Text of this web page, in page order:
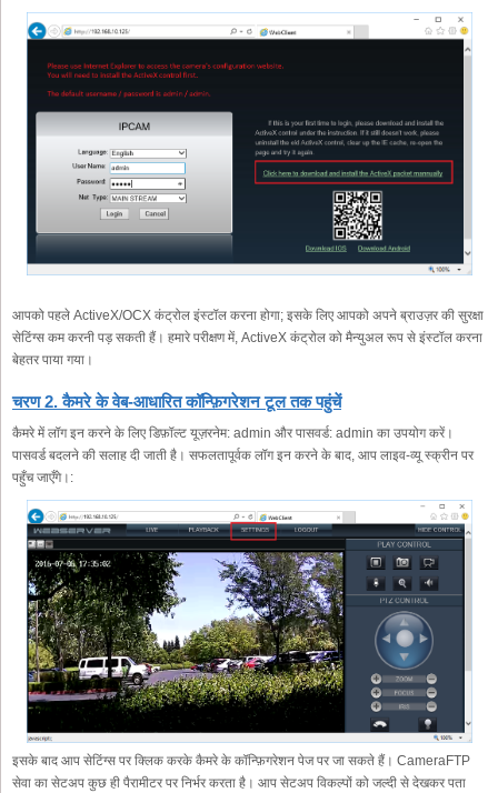
आपको पहले ActiveX/OCX कंट्रोल इंस्टॉल करना होगा; इसके लिए आपको अपने ब्राउज़र की सुरक्षा
सेटिंग्स कम करनी पड़ सकती हैं। हमारे परीक्षण में, ActiveX कंट्रोल को मैन्युअल रूप से इंस्टॉल करना
बेहतर पाया गया।
चरण 2. कैमरे के वेब-आधारित कॉन्फ़िगरेशन टूल तक पहुंचें
कैमरे में लॉग इन करने के लिए डिफ़ॉल्ट यूज़रनेम: admin और पासवर्ड: admin का उपयोग करें।
पासवर्ड बदलने की सलाह दी जाती है। सफलतापूर्वक लॉग इन करने के बाद, आप लाइव-व्यू स्क्रीन पर
पहुँच जाएँगे।:
इसके बाद आप सेटिंग्स पर क्लिक करके कैमरे के कॉन्फ़िगरेशन पेज पर जा सकते हैं। CameraFTP
सेवा का सेटअप कुछ ही पैरामीटर पर निर्भर करता है। आप सेटअप विकल्पों को जल्दी से देखकर पता